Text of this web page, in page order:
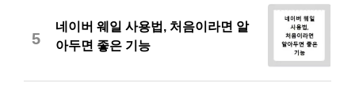
5
네이버 웨일 사용법, 처음이라면 알
아두면 좋은 기능